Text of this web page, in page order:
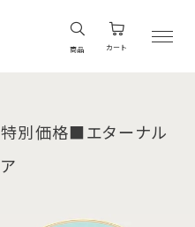
商品 カート
別価格■エターナル